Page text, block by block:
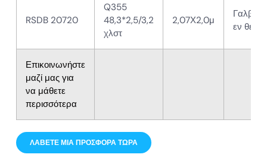
RSDB 20720
Q355
48,3*2,5/3,2
χλστ
2,07Χ2,0μ
εν
Επικοινωνήστε
μαζί μας για
να μάθετε
περισσότερα
ΛΆΒΕΤΕ ΜΙΑ ΠΡΟΣΦΟΡΆ ΤΏΡΑ